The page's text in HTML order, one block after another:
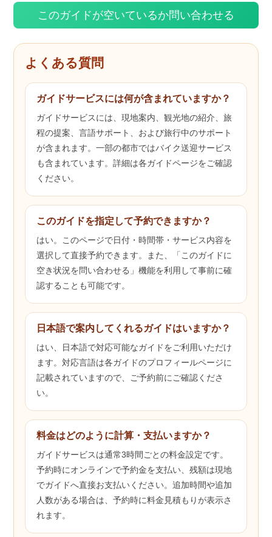
このガイドが空いているか問い合わせる
よくある質問
ガイドサービスには何が含まれていますか？
ガイドサービスには、現地案内、観光地の紹介、旅
程の提案、言語サポート、および旅行中のサポート
が含まれます。一部の都市ではバイク送迎サービス
も含まれています。詳細は各ガイドページをご確認
ください。
このガイドを指定して予約できますか？
はい。このページで日付・時間帯・サービス内容を
選択して直接予約できます。また、「このガイドに
空き状況を問い合わせる」機能を利用して事前に確
認することも可能です。
日本語で案内してくれるガイドはいますか？
はい、日本語で対応可能なガイドをご利用いただけ
ます。対応言語は各ガイドのプロフィールページに
記載されていますので、ご予約前にご確認くださ
い。
料金はどのように計算・支払いますか？
ガイドサービスは通常3時間ごとの料金設定です。
予約時にオンラインで予約金を支払い、残額は現地
でガイドへ直接お支払いください。追加時間や追加
人数がある場合は、予約時に料金見積もりが表示さ
れます。